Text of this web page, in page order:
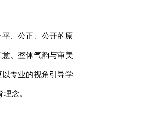
、公正、公开的原
、整体气韵与审美
专业的视角引导学
念。